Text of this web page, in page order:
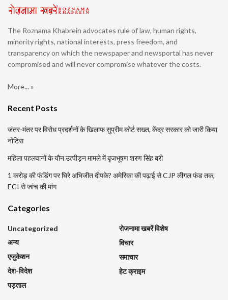
The Roznama Khabrein advocates rule of law, human rights,
minority rights, national interests, press freedom, and
transparency on which the newspaper and newsportal has never
compromised and will never compromise whatever the costs.
More... »
Recent Posts
जंतर-मंतर पर विरोध प्रदर्शनों के खिलाफ सुप्रीम कोर्ट सख्त, केंद्र सरकार को जारी किया
नोटिस
महिला पहलवानों के यौन उत्पीड़न मामले में बृजभूषण शरण सिंह बरी
1 करोड़ की फंडिंग पर घिरे अभिजीत दीपके? अमेरिका की पढ़ाई से CJP लीगल फंड तक,
ECI से जांच की मांग
Categories
Uncategorized
अन्य
एजुकेशन
देश-विदेश
पड़ताल
रोजनामा खबरें विशेष
विचार
समाचार
हेट क्राइम